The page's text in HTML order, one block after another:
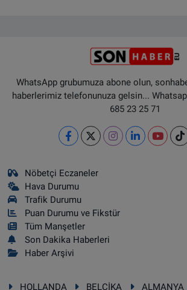
WhatsApp grubumuza abone olun,
haberlerimiz telefonunuza gelsin...
685 23 25 71
Nöbetçi Eczaneler
Hava Durumu
Trafik Durumu
Puan Durumu ve Fikstür
Tüm Manşetler
Son Dakika Haberleri
Haber Arşivi
HOLLANDA BELÇİKA ALMANYA